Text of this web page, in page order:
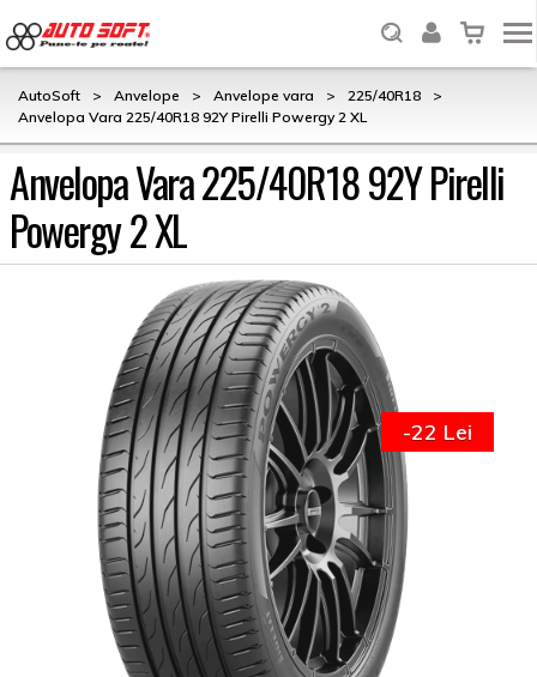
AutoSoft > Anvelope > Anvelope vara > 225/40R18
>
Anvelopa Vara 225/40R18 92Y Pirelli Powergy 2 XL
Anvelopa Vara 225/40R18 92Y Pirelli
Powergy 2 XL
-22 Lei